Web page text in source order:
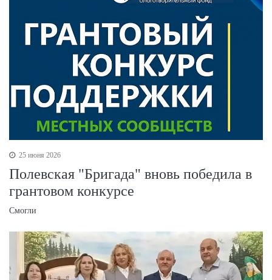
25 июня 2026
Полевская "Бригада" вновь победила в
грантовом конкурсе
Смогли